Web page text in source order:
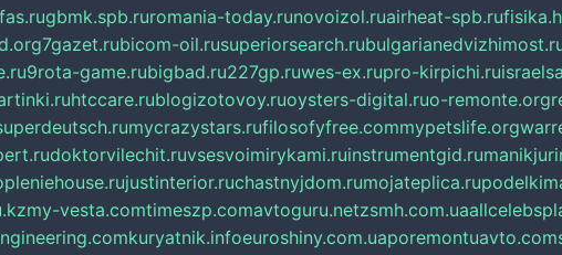
fas.rugbmk.spb.ruromania-today.runovoizol.ruairheat-spb.ru
7gazet.rubicom-oil.rusuperiorsearch.ru
9rota-game.rubigbad.ru227gp.ruwes-ex.rupro-kirpichi.ru
htccare.rublogizotovoy.ruoysters-digital.ruo-remonte.org
mycrazystars.rufilosofyfree.commypetslife.org
doktorvilechit.ruvsesvoimirykami.ruinstrumentgid.ru
justinterior.ruchastnyjdom.rumojateplica.ru
my-vesta.comtimeszp.comavtoguru.netzsmh.com.ua
kuryatnik.infoeuroshiny.com.uaporemontuavto.com